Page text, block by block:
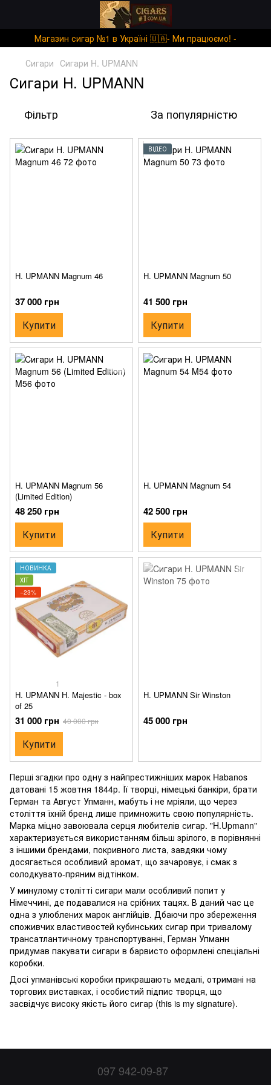
Магазин сигар №1 в Україні 🇺🇦- Ми працюємо! -
Сигари Сигари H. UPMANN
Сигари H. UPMANN
Фільтр За популярністю
H. UPMANN Magnum 46
37 000 грн
Купити
ВІДЕО
H. UPMANN Magnum 50
41 500 грн
Купити
H. UPMANN Magnum 56
(Limited Edition)
48 250 грн
Купити
H. UPMANN Magnum 54
42 500 грн
Купити
НОВИНКА
ХІТ
−23%
1
H. UPMANN H. Majestic - box
of 25
31 000 грн 40 000 грн
Купити
H. UPMANN Sir Winston
45 000 грн
Перші згадки про одну з найпрестижніших марок Habanos
датовані 15 жовтня 1844р. Її творці, німецькі банкіри, брати
Герман та Август Упманн, мабуть і не мріяли, що через
століття їхній бренд лише примножить свою популярність.
Марка міцно завоювала серця любителів сигар. "H.Upmann"
характеризується використанням більш зрілого, в порівнянні
з іншими брендами, покривного листа, завдяки чому
досягається особливий аромат, що зачаровує, і смак з
солодкувато-пряним відтінком.
У минулому столітті сигари мали особливий попит у
Німеччині, де подавалися на срібних тацях. В даний час це
одна з улюблених марок англійців. Дбаючи про збереження
споживчих властивостей кубинських сигар при тривалому
трансатлантичному транспортуванні, Герман Упманн
придумав пакувати сигари в барвисто оформлені спеціальні
коробки.
Досі упманівські коробки прикрашають медалі, отримані на
торгових виставках, і особистий підпис творця, що
засвідчує високу якість його сигар (this is my signature).
097 942-09-87